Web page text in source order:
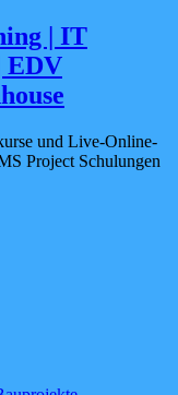
und Live-Online-
Project Schulungen